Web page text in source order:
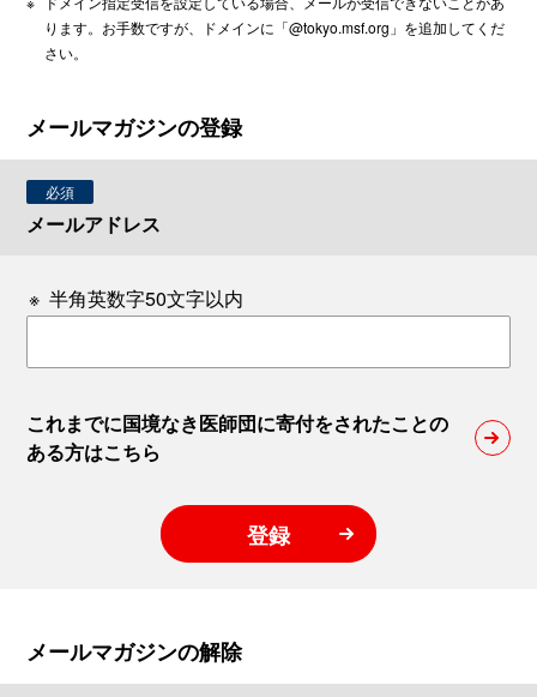
ります。お手数ですが、ドメインに「@tokyo.msf.org」を追加してくだ
さい。
メールマガジンの登録
必須
メールアドレス
※ 半角英数字50文字以内
これまでに国境なき医師団に寄付をされたことの
ある方はこちら
登録
メールマガジンの解除